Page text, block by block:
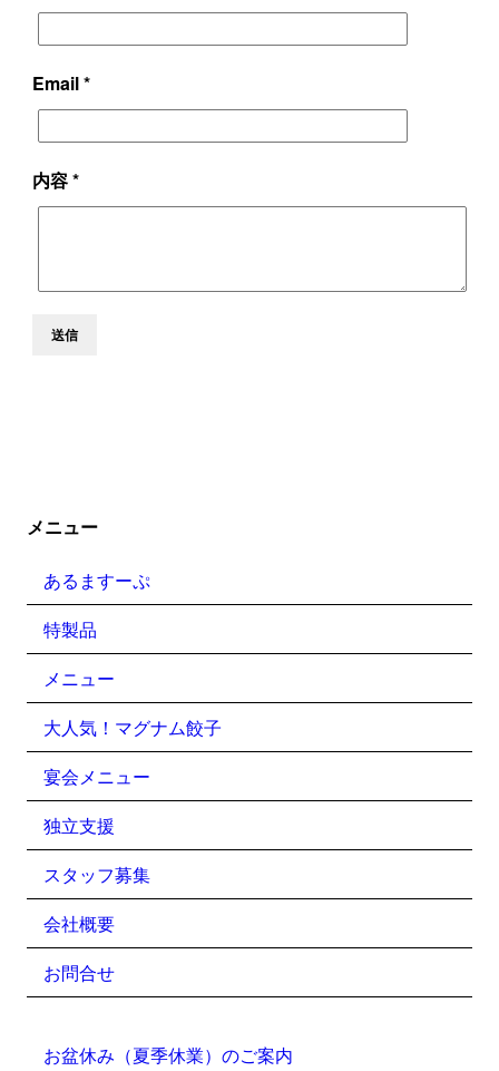
Email *
内容 *
送信
メニュー
あるますーぷ
特製品
メニュー
大人気！マグナム餃子
宴会メニュー
独立支援
スタッフ募集
会社概要
お問合せ
お盆休み（夏季休業）のご案内